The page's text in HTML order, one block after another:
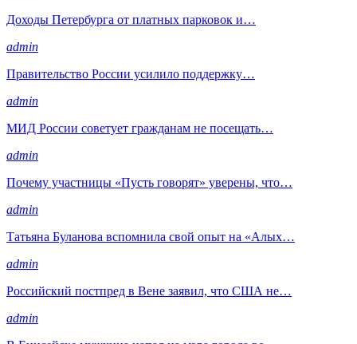
Доходы Петербурга от платных парковок и…
admin
Правительство России усилило поддержку…
admin
МИД России советует гражданам не посещать…
admin
Почему участницы «Пусть говорят» уверены, что…
admin
Татьяна Буланова вспомнила свой опыт на «Алых…
admin
Российский постпред в Вене заявил, что США не…
admin